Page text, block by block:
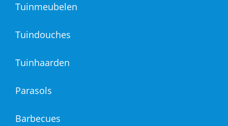
Tuinmeubelen
Tuindouches
Tuinhaarden
Parasols
Barbecues